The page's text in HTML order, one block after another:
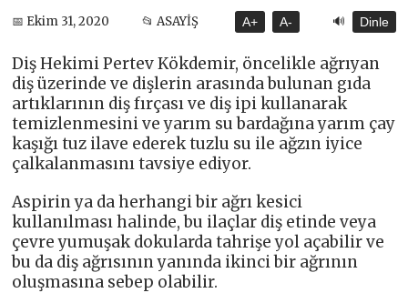
📅 Ekim 31, 2020 📂 ASAYİŞ A+ A- 🔊 Dinle
Diş Hekimi Pertev Kökdemir, öncelikle ağrıyan
diş üzerinde ve dişlerin arasında bulunan gıda
artıklarının diş fırçası ve diş ipi kullanarak
temizlenmesini ve yarım su bardağına yarım çay
kaşığı tuz ilave ederek tuzlu su ile ağzın iyice
çalkalanmasını tavsiye ediyor.
Aspirin ya da herhangi bir ağrı kesici
kullanılması halinde, bu ilaçlar diş etinde veya
çevre yumuşak dokularda tahrişe yol açabilir ve
bu da diş ağrısının yanında ikinci bir ağrının
oluşmasına sebep olabilir.